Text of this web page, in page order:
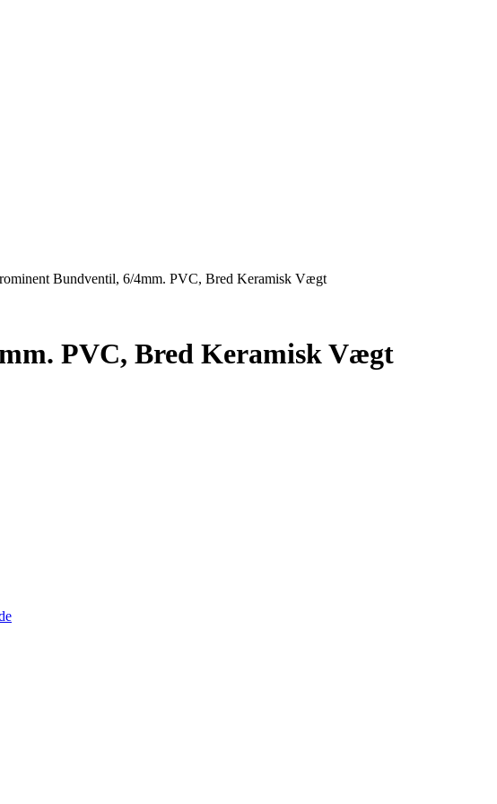
Bundventil, 6/4mm. PVC, Bred Keramisk Vægt
PVC, Bred Keramisk Vægt